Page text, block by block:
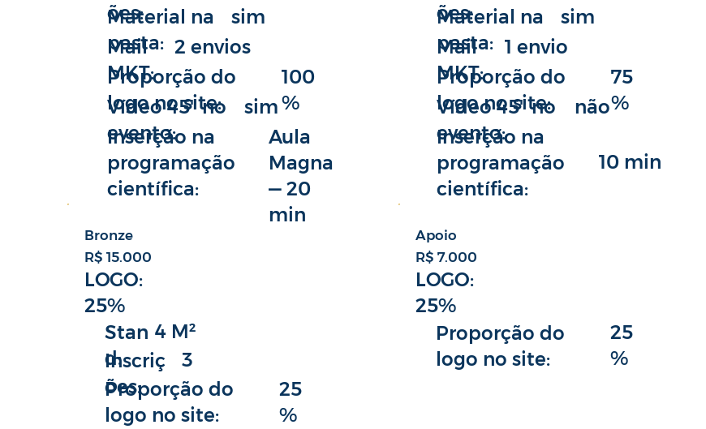
ões:
Material na
pasta:
sim
Mail
MKT:
2 envios
Proporção do
logo no site:
100
%
Vídeo 45" no
evento:
sim
Inserção na
programação
científica:
Aula
Magna
— 20
min
Bronze
R$ 15.000
LOGO:
25%
Stan
d:
4 M²
Inscriç
ões:
3
Proporção do
logo no site:
25
%
ões:
Material na
pasta:
sim
Mail
MKT:
1 envio
Proporção do
logo no site:
75
%
Vídeo 45" no
evento:
não
Inserção na
programação
científica:
10 min
Apoio
R$ 7.000
LOGO:
25%
Proporção do
logo no site:
25
%